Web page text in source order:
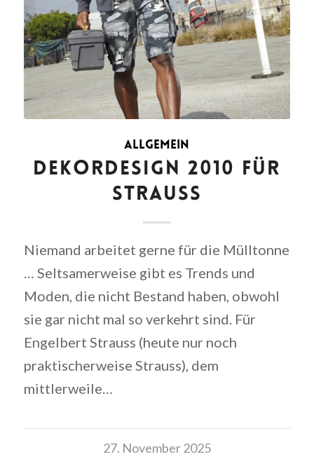
ALLGEMEIN
DEKORDESIGN 2010 FÜR
STRAUSS
Niemand arbeitet gerne für die Mülltonne
… Seltsamerweise gibt es Trends und
Moden, die nicht Bestand haben, obwohl
sie gar nicht mal so verkehrt sind. Für
Engelbert Strauss (heute nur noch
praktischerweise Strauss), dem
mittlerweile…
27. November 2025